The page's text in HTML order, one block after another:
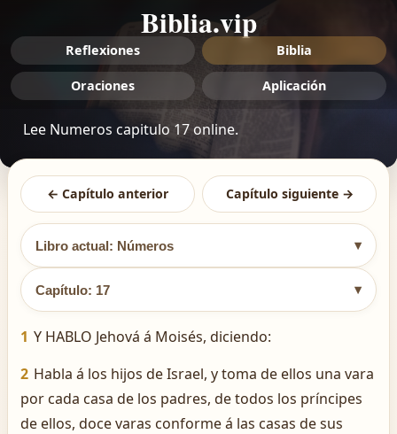
Biblia.vip
Reflexiones Biblia
Oraciones Aplicación
Lee Numeros capitulo 17 online.
← Capítulo anterior Capítulo siguiente →
Libro actual: Números ▾
Capítulo: 17 ▾
1 Y HABLO Jehová á Moisés, diciendo:
2 Habla á los hijos de Israel, y toma de ellos una vara
por cada casa de los padres, de todos los príncipes
de ellos, doce varas conforme á las casas de sus